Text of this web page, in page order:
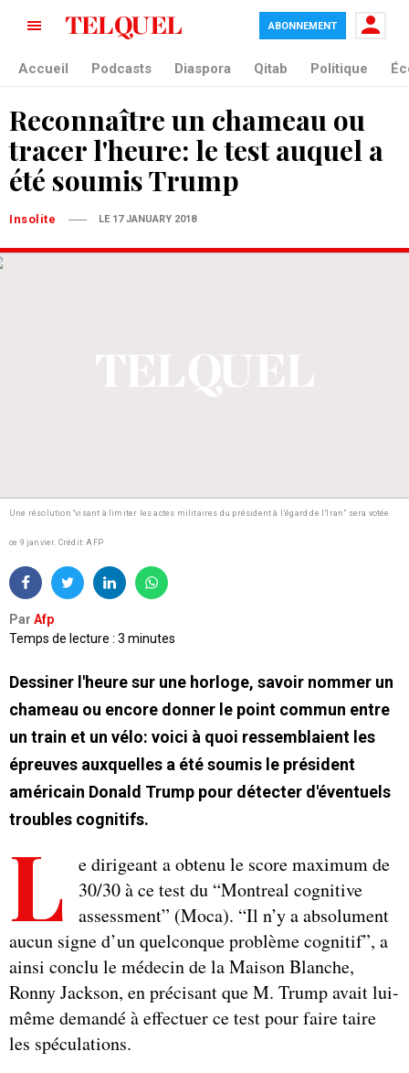
ABONNEMENT
Accueil Podcasts Diaspora Qitab Politique
Reconnaître un chameau ou
tracer l'heure: le test auquel a
été soumis Trump
Insolite LE 17 JANUARY 2018
Une résolution “visant à limiter les actes militaires du président à l’égard de l’Iran” sera votée
ce 9 janvier. Crédit: AFP
Par Afp
Temps de lecture : 3 minutes
Dessiner l'heure sur une horloge, savoir nommer un
chameau ou encore donner le point commun entre
un train et un vélo: voici à quoi ressemblaient les
épreuves auxquelles a été soumis le président
américain Donald Trump pour détecter d'éventuels
troubles cognitifs.
L
e dirigeant a obtenu le score maximum de
30/30 à ce test du “Montreal cognitive
assessment” (Moca). “Il n’y a absolument
aucun signe d’un quelconque problème cognitif”, a
ainsi conclu le médecin de la Maison Blanche,
Ronny Jackson, en précisant que M. Trump avait lui-
même demandé à effectuer ce test pour faire taire
les spéculations.